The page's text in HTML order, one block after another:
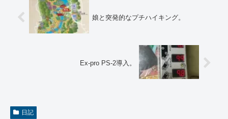
娘と突発的なプチハイキング。
Ex-pro PS-2導入。
日記